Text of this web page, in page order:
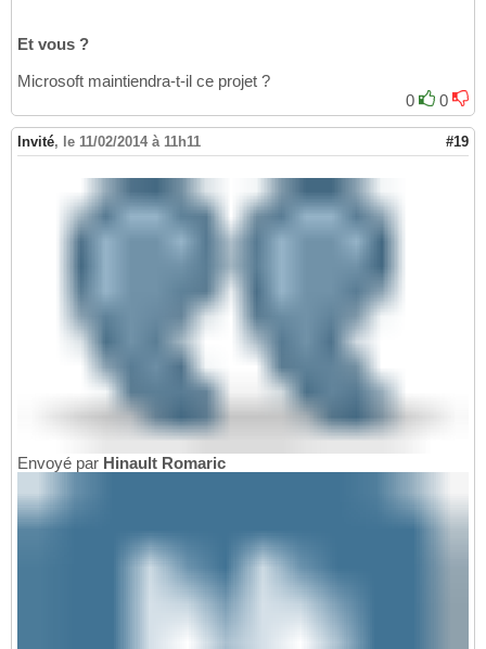
Et vous ?
Microsoft maintiendra-t-il ce projet ?
0
0
Invité, le 11/02/2014 à 11h11 #19
Envoyé par Hinault Romaric